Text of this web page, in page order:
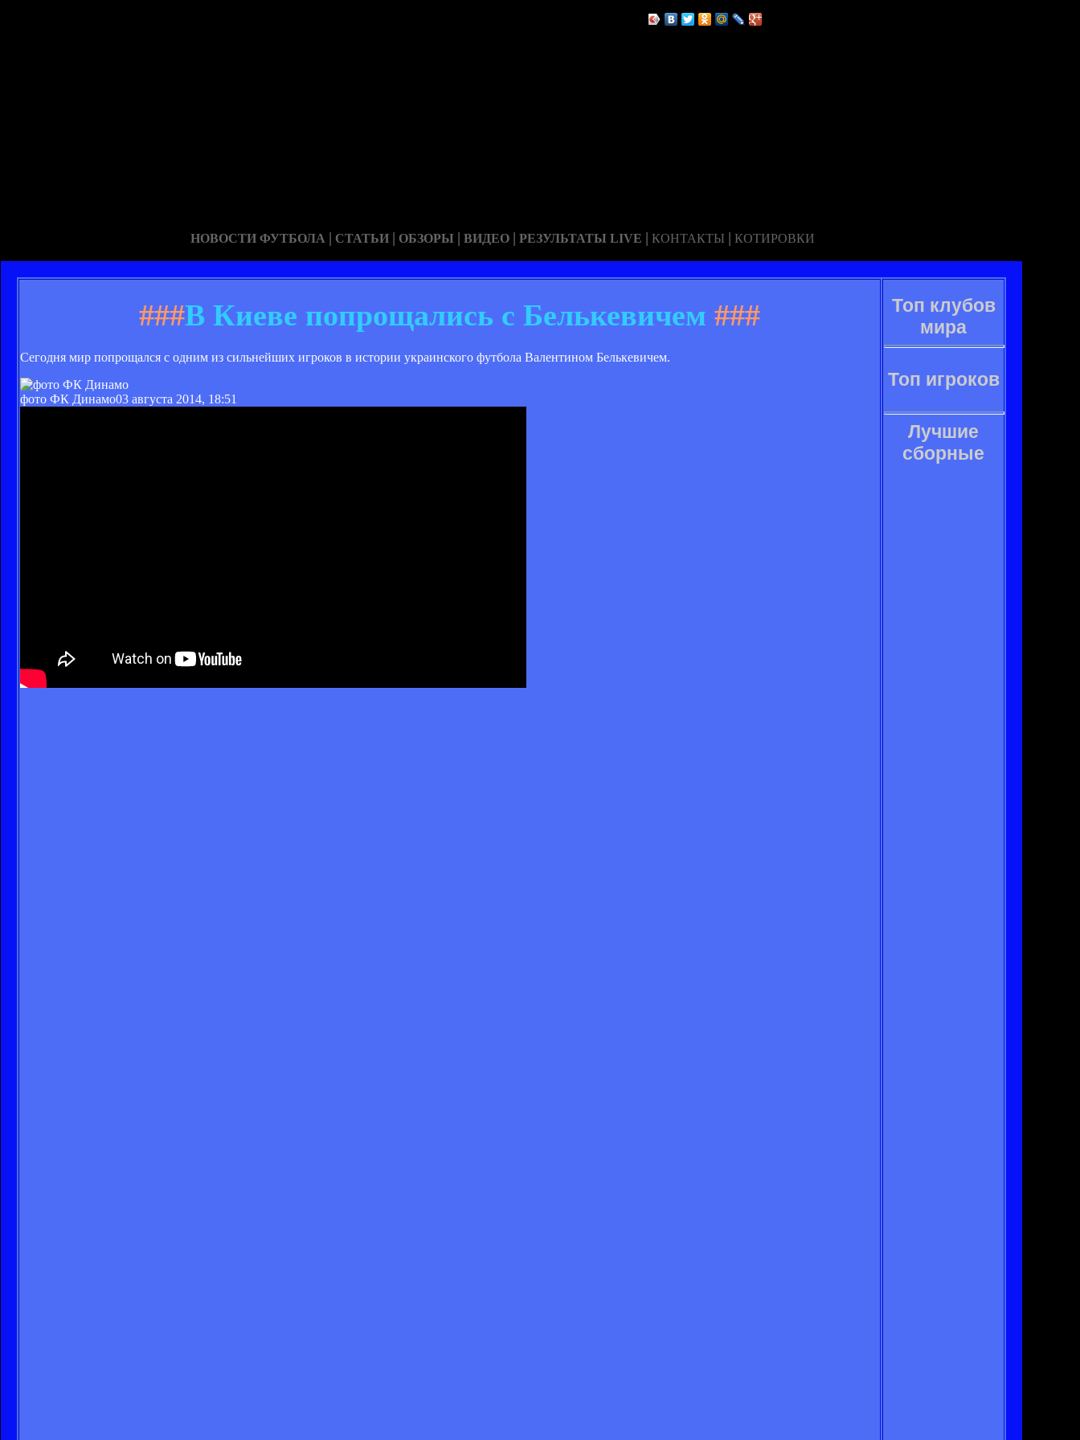
НОВОСТИ ФУТБОЛА | СТАТЬИ | ОБЗОРЫ | ВИДЕО | РЕЗУЛЬТАТЫ LIVE | КОНТАКТЫ | КОТИРОВКИ
###В Киеве попрощались с Белькевичем ###
Сегодня мир попрощался с одним из сильнейших игроков в истории украинского футбола Валентином Белькевичем.
фото ФК Динамо03 августа 2014, 18:51
Топ клубов
мира
Топ игроков
Лучшие
сборные